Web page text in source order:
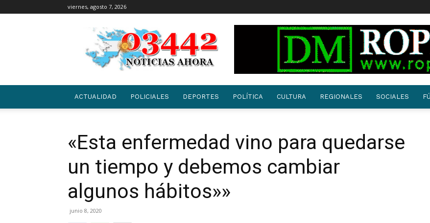
viernes, agosto 7, 2026
03442
|
NOTICIAS
ACTUALIDAD POLICIALES DEPORTES POLÍTICA CULTURA REGIONALES SOCIALES
«Esta enfermedad vino para quedarse
un tiempo y debemos cambiar
algunos hábitos»»
junio 8, 2020